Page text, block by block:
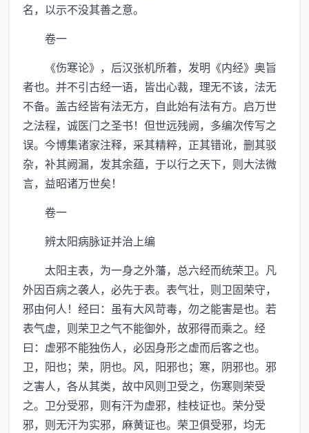
名，以示不没其善之意。
卷一
《伤寒论》，后汉张机所着，发明《内经》奥旨
者也。并不引古经一语，皆出心裁，理无不该，法无
不备。盖古经皆有法无方，自此始有法有方。启万世
之法程，诚医门之圣书！但世远残阙，多编次传写之
误。今博集诸家注释，采其精粹，正其错讹，删其驳
杂，补其阙漏，发其余蕴，于以行之天下，则大法微
言，益昭诸万世矣！
卷一
辨太阳病脉证并治上编
太阳主表，为一身之外藩，总六经而统荣卫。凡
外因百病之袭人，必先于表。表气壮，则卫固荣守，
邪由何人！经曰：虽有大风苛毒，勿之能害是也。若
表气虚，则荣卫之气不能御外，故邪得而乘之。经
曰：虚邪不能独伤人，必因身形之虚而后客之也。
卫，阳也；荣，阴也。风，阳邪也；寒，阴邪也。邪
之害人，各从其类，故中风则卫受之，伤寒则荣受
之。卫分受邪，则有汗为虚邪，桂枝证也。荣分受
邪，则无汗为实邪，麻黄证也。荣卫俱受邪，均无